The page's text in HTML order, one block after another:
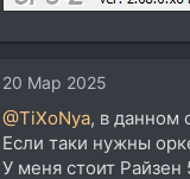
20 Мар 2025
@TiXoNya, в данном
Если таки нужны
У меня стоит Райзен